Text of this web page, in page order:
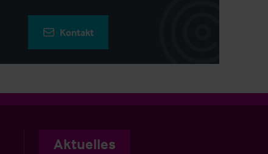
Kontakt
Aktuelles